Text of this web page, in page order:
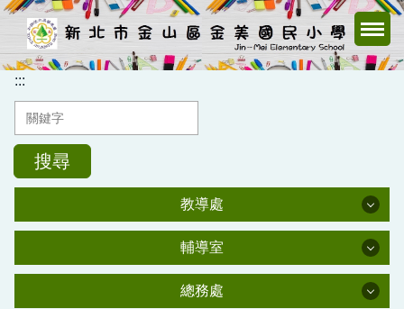
跳
主
要
內
區
:::
搜尋
教導處
輔導室
總務處